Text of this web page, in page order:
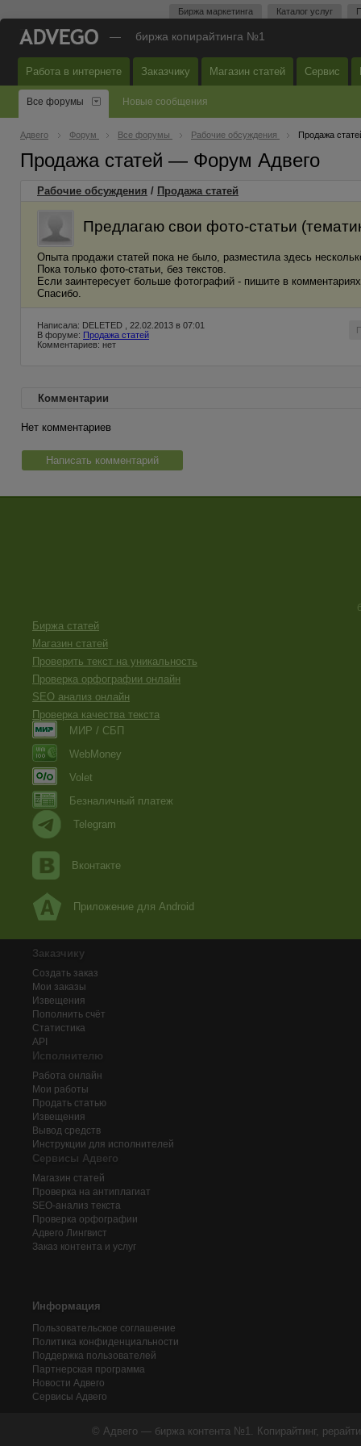
Биржа маркетинга Каталог услуг
— биржа копирайтинга №1
Работа в интернете Заказчику Магазин статей Сервис
Все форумы Новые сообщения
Адвего Форум Все форумы Рабочие обсуждения Продажа
Продажа статей — Форум Адвего
Рабочие обсуждения / Продажа статей
Предлагаю свои фото-статьи
Опыта продажи статей пока не было, разместила здесь
Пока только фото-статьи, без текстов.
Если заинтересует больше фотографий - пишите в
Спасибо.
Написала: DELETED , 22.02.2013 в 07:01
В форуме: Продажа статей
Комментариев: нет
Комментарии
Нет комментариев
Написать комментарий
Биржа статей
Магазин статей
Проверить текст на уникальность
Проверка орфографии онлайн
SEO анализ онлайн
Проверка качества текста
МИР / СБП
WebMoney
Volet
Безналичный платеж
Telegram
Вконтакте
Приложение для Android
Заказчику
Создать заказ
Мои заказы
Извещения
Пополнить счёт
Статистика
API
Исполнителю
Работа онлайн
Мои работы
Продать статью
Извещения
Вывод средств
Инструкции для исполнителей
Сервисы Адвего
Магазин статей
Проверка на антиплагиат
SEO-анализ текста
Проверка орфографии
Адвего Лингвист
Заказ контента и услуг
Информация
Пользовательское соглашение
Политика конфиденциальности
Поддержка пользователей
Партнерская программа
Новости Адвего
Сервисы Адвего
© Адвего — биржа контента №1. Копирайтинг,